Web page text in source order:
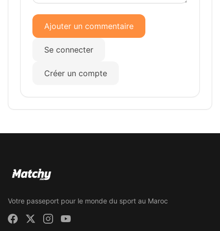
Ajouter un commentaire
Se connecter
Créer un compte
Votre passeport pour le monde du sport au Maroc